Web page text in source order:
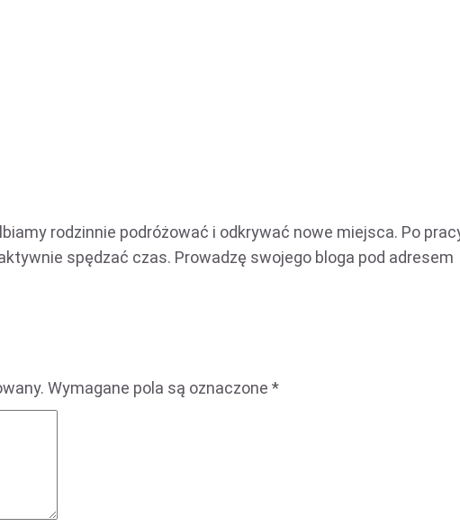
rodzinnie podróżować i odkrywać nowe miejsca. Po
spędzać czas. Prowadzę swojego bloga pod adresem
Wymagane pola są oznaczone *